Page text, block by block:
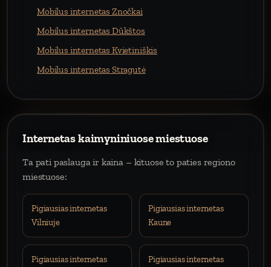
Mobilus internetas Znočkai
Mobilus internetas Dūkštos
Mobilus internetas Kvietiniškis
Mobilus internetas Stragutė
Internetas kaimyniniuose miestuose
Ta pati paslauga ir kaina – kituose to paties regiono
miestuose:
Pigiausias internetas
Vilniuje
Pigiausias internetas
Kaune
Pigiausias internetas
Pigiausias internetas